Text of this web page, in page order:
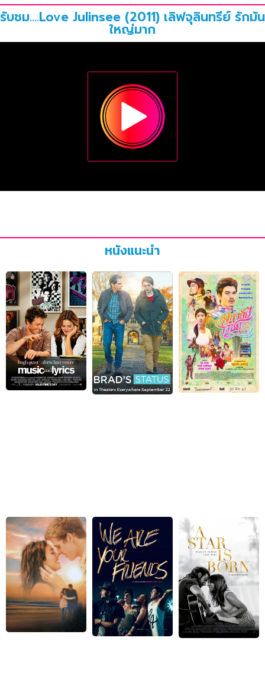
รับชม....Love Julinsee (2011) เลิฟจุลินทรีย์ รักมัน
ใหญ่มาก
หนังแนะนำ